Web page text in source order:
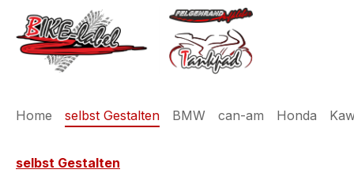
Hauptinhalt springen
Zur Suche springen
Zur Hauptnavigation springen
Home selbst Gestalten BMW can-am Honda
selbst Gestalten